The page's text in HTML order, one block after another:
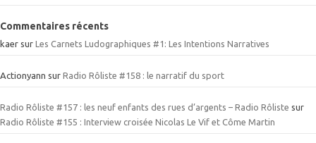
Commentaires récents
kaer sur Les Carnets Ludographiques #1: Les Intentions Narratives
Actionyann sur Radio Rôliste #158 : le narratif du sport
Radio Rôliste #157 : les neuf enfants des rues d’argents – Radio Rôliste sur
Radio Rôliste #155 : Interview croisée Nicolas Le Vif et Côme Martin